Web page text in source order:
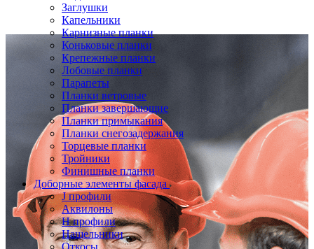
Заглушки
Капельники
Карнизные планки
Коньковые планки
Крепежные планки
Лобовые планки
Парапеты
Планки ветровые
Планки завершающие
Планки примыкания
Планки снегозадержания
Торцевые планки
Тройники
Финишные планки
Доборные элементы фасада
J профили
Аквилоны
Н профили
Нащельники
Откосы